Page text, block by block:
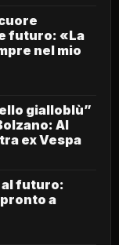
futuro: «La
nel mio
gialloblù”
Al
ex Vespa
al futuro:
a